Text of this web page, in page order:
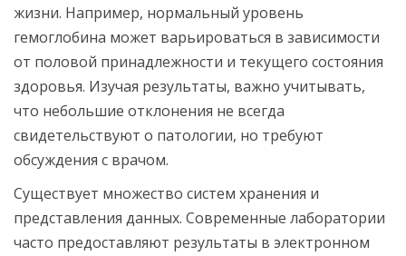
жизни. Например, нормальный уровень
гемоглобина может варьироваться в зависимости
от половой принадлежности и текущего состояния
здоровья. Изучая результаты, важно учитывать,
что небольшие отклонения не всегда
свидетельствуют о патологии, но требуют
обсуждения с врачом.
Существует множество систем хранения и
представления данных. Современные лаборатории
часто предоставляют результаты в электронном